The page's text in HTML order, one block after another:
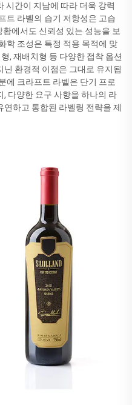
시간이 지남에 따라 더욱 강력
트 라벨의 습기 저항성은 고습
에서도 신뢰성 있는 성능을 보
학 조성은 특정 적용 목적에 맞
, 재배치형 등 다양한 접착 옵션
환경적 이점은 그대로 유지됩
에 크라프트 라벨은 단기 프로
다양한 요구 사항을 하나의 라
하고 통합된 라벨링 전략을 제